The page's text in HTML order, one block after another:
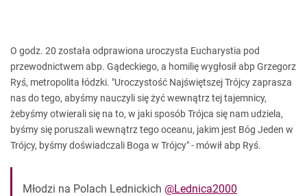
O godz. 20 została odprawiona uroczysta Eucharystia pod
przewodnictwem abp. Gądeckiego, a homilię wygłosił abp Grzegorz
Ryś, metropolita łódzki. "Uroczystość Najświętszej Trójcy zaprasza
nas do tego, abyśmy nauczyli się żyć wewnątrz tej tajemnicy,
żebyśmy otwierali się na to, w jaki sposób Trójca się nam udziela,
byśmy się poruszali wewnątrz tego oceanu, jakim jest Bóg Jeden w
Trójcy, byśmy doświadczali Boga w Trójcy" - mówił abp Ryś.
Młodzi na Polach Lednickich @Lednica2000